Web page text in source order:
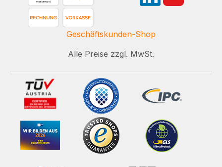
Geschäftskunden-Shop
Alle Preise zzgl. MwSt.